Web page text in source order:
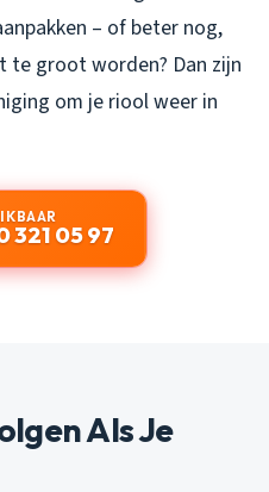
– of beter nog,
te groot worden? Dan zijn
om je riool weer in
321 05 97
Als Je